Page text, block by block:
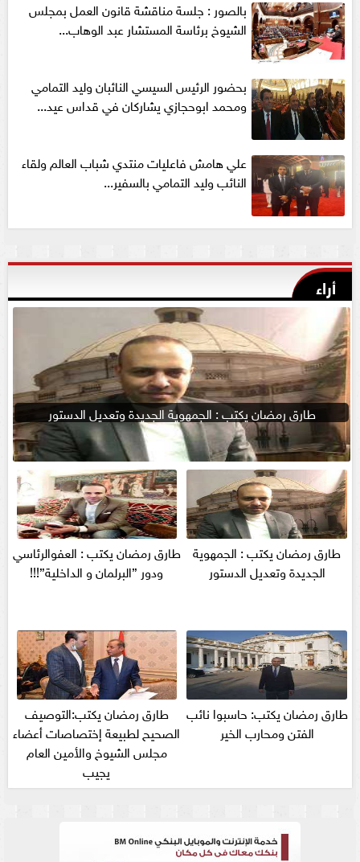
بالصور : جلسة مناقشة قانون العمل بمجلس
الشيوخ برئاسة المستشار عبد الوهاب...
بحضور الرئيس السيسي النائبان وليد التمامي
ومحمد ابوحجازي يشاركان في قداس عيد...
علي هامش فاعليات منتدي شباب العالم ولقاء
النائب وليد التمامي بالسفير...
أراء
طارق رمضان يكتب : الجمهوية الجديدة وتعديل الدستور
طارق رمضان يكتب : الجمهوية
الجديدة وتعديل الدستور
طارق رمضان يكتب : العفوالرئاسي
ودور ”البرلمان و الداخلية”!!!
طارق رمضان يكتب: حاسبوا نائب
الفتن ومحارب الخير
طارق رمضان يكتب:التوصيف
الصحيح لطبيعة إختصاصات أعضاء
مجلس الشيوخ والأمين العام
يجيب